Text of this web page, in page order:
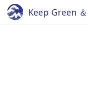
Keep Green